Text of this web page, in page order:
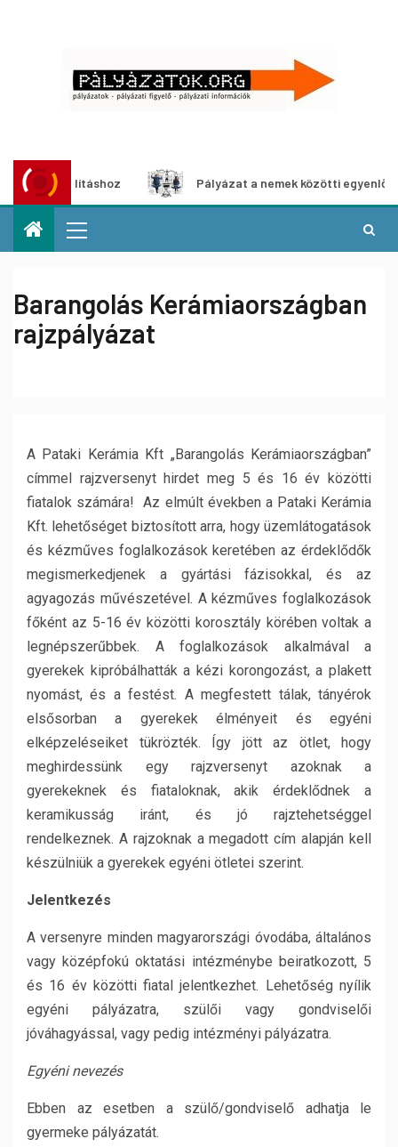
Pályázat a nemek közötti egyenlőség európai
Barangolás Kerámiaországban
rajzpályázat
A Pataki Kerámia Kft „Barangolás Kerámiaországban”
címmel rajzversenyt hirdet meg 5 és 16 év közötti
fiatalok számára! Az elmúlt években a Pataki Kerámia
Kft. lehetőséget biztosított arra, hogy üzemlátogatások
és kézműves foglalkozások keretében az érdeklődők
megismerkedjenek a gyártási fázisokkal, és az
agyagozás művészetével. A kézműves foglalkozások
főként az 5-16 év közötti korosztály körében voltak a
legnépszerűbbek. A foglalkozások alkalmával a
gyerekek kipróbálhatták a kézi korongozást, a plakett
nyomást, és a festést. A megfestett tálak, tányérok
elsősorban a gyerekek élményeit és egyéni
elképzeléseiket tükrözték. Így jött az ötlet, hogy
meghirdessünk egy rajzversenyt azoknak a
gyerekeknek és fiataloknak, akik érdeklődnek a
keramikusság iránt, és jó rajztehetséggel
rendelkeznek. A rajzoknak a megadott cím alapján kell
készülniük a gyerekek egyéni ötletei szerint.
Jelentkezés
A versenyre minden magyarországi óvodába, általános
vagy középfokú oktatási intézménybe beiratkozott, 5
és 16 év közötti fiatal jelentkezhet. Lehetőség nyílik
egyéni pályázatra, szülői vagy gondviselői
jóváhagyással, vagy pedig intézményi pályázatra.
Egyéni nevezés
Ebben az esetben a szülő/gondviselő adhatja le
gyermeke pályázatát.